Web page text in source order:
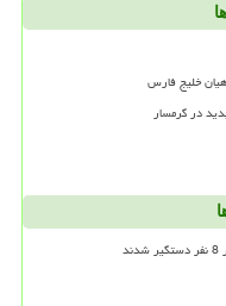
خلیج فارس